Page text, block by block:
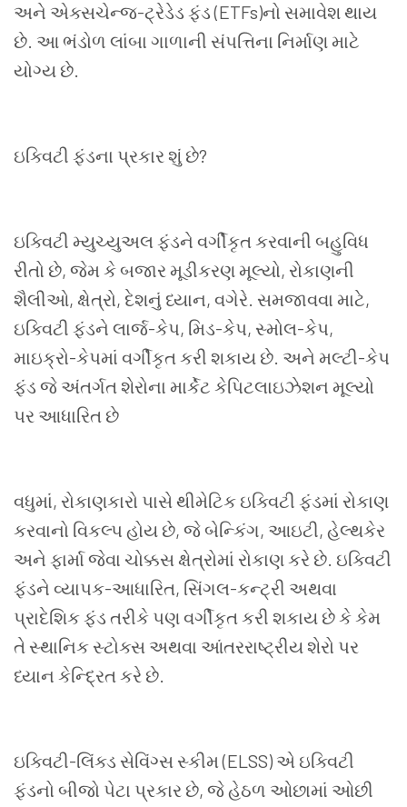
અને એક્સચેન્જ-ટ્રેડેડ ફંડ (ETFs)નો સમાવેશ થાય
છે. આ ભંડોળ લાંબા ગાળાની સંપત્તિના નિર્માણ માટે
યોગ્ય છે.
ઇક્વિટી ફંડના પ્રકાર શું છે?
ઇક્વિટી મ્યુચ્યુઅલ ફંડને વર્ગીકૃત કરવાની બહુવિધ
રીતો છે, જેમ કે બજાર મૂડીકરણ મૂલ્યો, રોકાણની
શૈલીઓ, ક્ષેત્રો, દેશનું ધ્યાન, વગેરે. સમજાવવા માટે,
ઇક્વિટી ફંડને લાર્જ-કેપ, મિડ-કેપ, સ્મોલ-કેપ,
માઇક્રો-કેપમાં વર્ગીકૃત કરી શકાય છે. અને મલ્ટી-કેપ
ફંડ જે અંતર્ગત શેરોના માર્કેટ કેપિટલાઇઝેશન મૂલ્યો
પર આધારિત છે
વધુમાં, રોકાણકારો પાસે થીમેટિક ઇક્વિટી ફંડમાં રોકાણ
કરવાનો વિકલ્પ હોય છે, જે બેન્કિંગ, આઇટી, હેલ્થકેર
અને ફાર્મા જેવા ચોક્કસ ક્ષેત્રોમાં રોકાણ કરે છે. ઇક્વિટી
ફંડને વ્યાપક-આધારિત, સિંગલ-કન્ટ્રી અથવા
પ્રાદેશિક ફંડ તરીકે પણ વર્ગીકૃત કરી શકાય છે કે કેમ
તે સ્થાનિક સ્ટોક્સ અથવા આંતરરાષ્ટ્રીય શેરો પર
ધ્યાન કેન્દ્રિત કરે છે.
ઇક્વિટી-લિંક્ડ સેવિંગ્સ સ્કીમ (ELSS) એ ઇક્વિટી
ફંડનો બીજો પેટા પ્રકાર છે, જે હેઠળ ઓછામાં ઓછી